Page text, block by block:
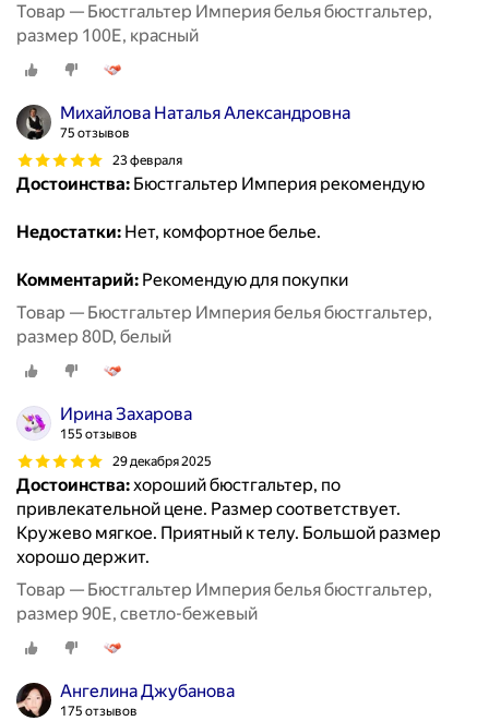
Товар — Бюстгальтер Империя белья бюстгальтер,
размер 100E, красный
Михайлова Наталья Александровна
75 отзывов
23 февраля
Достоинства: Бюстгальтер Империя рекомендую
Недостатки: Нет, комфортное белье.
Комментарий: Рекомендую для покупки
Товар — Бюстгальтер Империя белья бюстгальтер,
размер 80D, белый
Ирина Захарова
155 отзывов
29 декабря 2025
Достоинства:хороший бюстгальтер, по
привлекательной цене. Размер соответствует.
Кружево мягкое. Приятный к телу. Большой размер
хорошо держит.
Товар — Бюстгальтер Империя белья бюстгальтер,
размер 90E, светло-бежевый
Ангелина Джубанова
175 отзывов